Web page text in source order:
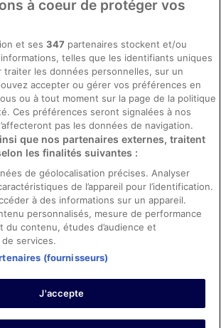
du programme BONUS+ d’ebookers
et signalement de contenus
d’hôtel ou de propriété de vacances
Bleue, PayPal et Eurocard.
une entreprise d’Expedia Group. Tous droits
le logo ebookers sont des marques
à coeur de protéger vos
et ses347 partenaires stockent et/ou
telles que les identifiants uniques
traiter les données personnelles, sur un
accepter ou gérer vos préférences en
ou à tout moment sur la page de la politique
Ces préférences seront signalées à nos
pas les données de navigation.
que nos partenaires externes, traitent
les finalités suivantes :
de géolocalisation précises. Analyser
de l’appareil pour l’identification.
à des informations sur un appareil.
personnalisés, mesure de performance
du contenu, études d’audience et
services.
(fournisseurs)
J'accepte